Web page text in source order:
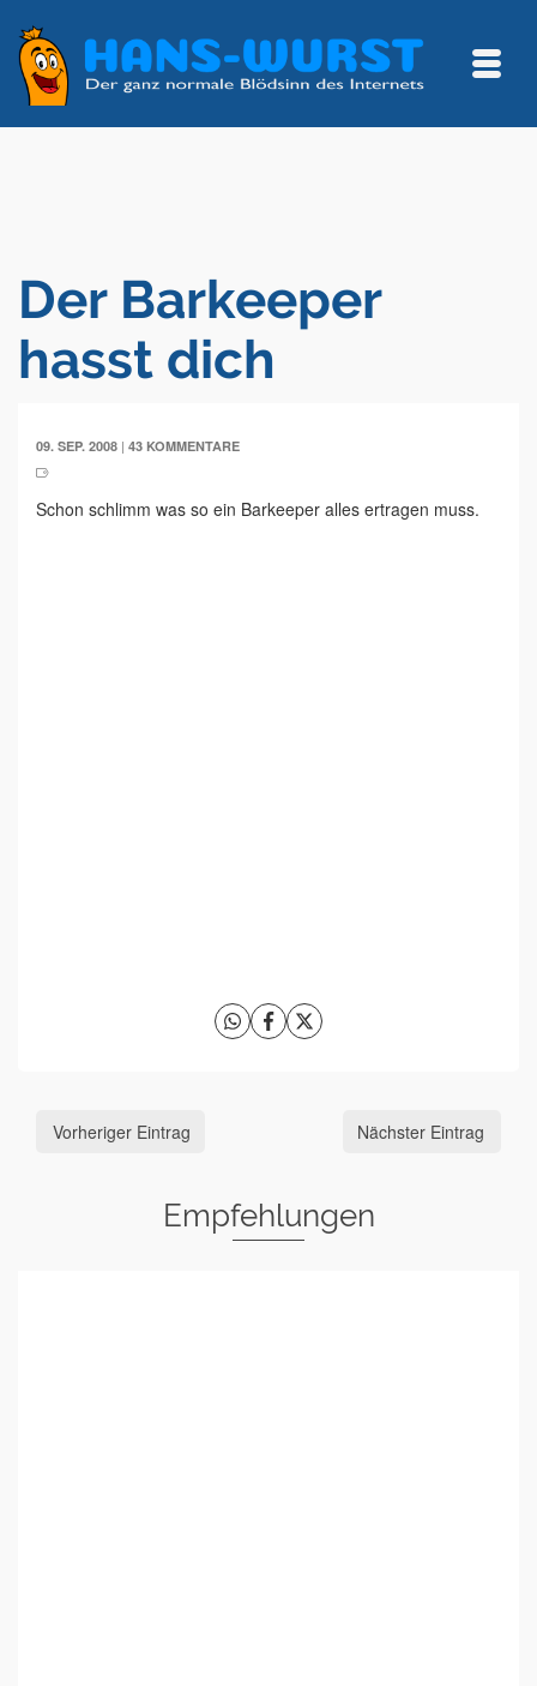
Der Barkeeper
hasst dich
09. SEP. 2008 | 43 KOMMENTARE
Schon schlimm was so ein Barkeeper alles ertragen muss.
Vorheriger Eintrag Nächster Eintrag
Empfehlungen